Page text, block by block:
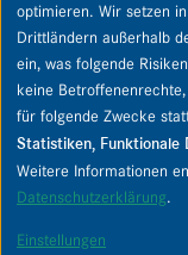
Copyright © 2026
Kontakt
Impressum
AGB
optimieren. Wir setzen
Drittländern außerhalb
ein, was folgende
keine
für folgende Zwecke
Statistiken, Funktionale
Weitere Informationen
Datenschutzerklärung.
Einstellungen